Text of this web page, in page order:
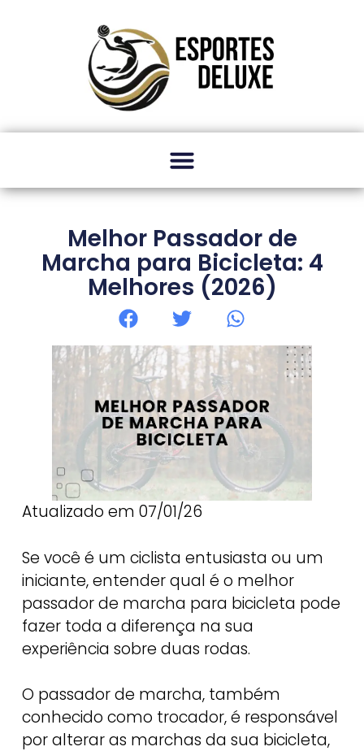
Melhor Passador de
Marcha para Bicicleta: 4
Melhores (2026)
Atualizado em 07/01/26
Se você é um ciclista entusiasta ou um
iniciante, entender qual é o melhor
passador de marcha para bicicleta pode
fazer toda a diferença na sua
experiência sobre duas rodas.
O passador de marcha, também
conhecido como trocador, é responsável
por alterar as marchas da sua bicicleta,